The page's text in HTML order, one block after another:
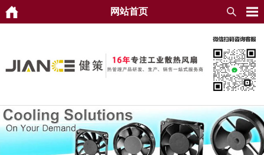
网站首页